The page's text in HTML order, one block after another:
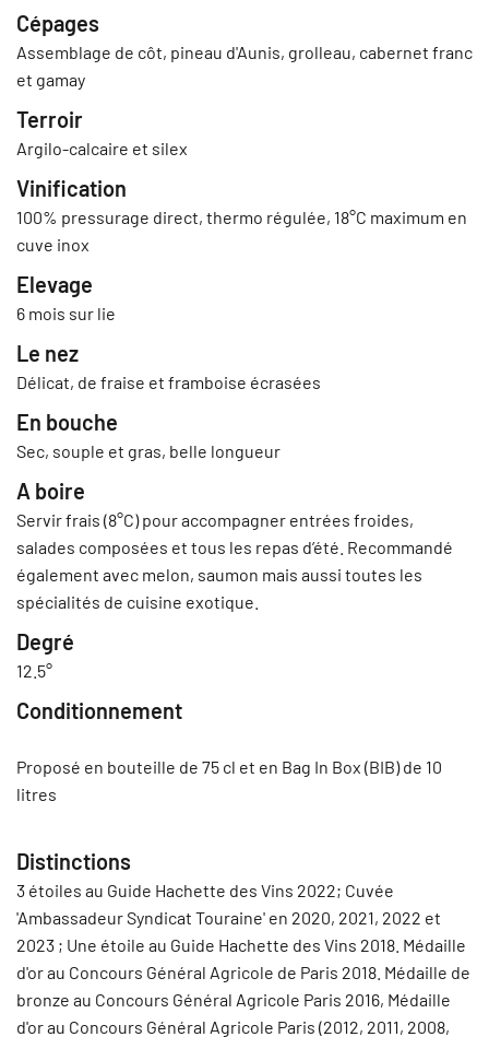
Cépages
Assemblage de côt, pineau d'Aunis, grolleau, cabernet franc
et gamay
Terroir
Argilo-calcaire et silex
Vinification
100% pressurage direct, thermo régulée, 18°C maximum en
cuve inox
Elevage
6 mois sur lie
Le nez
Délicat, de fraise et framboise écrasées
En bouche
Sec, souple et gras, belle longueur
A boire
Servir frais (8°C) pour accompagner entrées froides,
salades composées et tous les repas d’été. Recommandé
également avec melon, saumon mais aussi toutes les
spécialités de cuisine exotique.
Degré
12.5°
Conditionnement
Proposé en bouteille de 75 cl et en Bag In Box (BIB) de 10
litres
Distinctions
3 étoiles au Guide Hachette des Vins 2022; Cuvée
'Ambassadeur Syndicat Touraine' en 2020, 2021, 2022 et
2023 ; Une étoile au Guide Hachette des Vins 2018. Médaille
d'or au Concours Général Agricole de Paris 2018. Médaille de
bronze au Concours Général Agricole Paris 2016, Médaille
d'or au Concours Général Agricole Paris (2012, 2011, 2008,